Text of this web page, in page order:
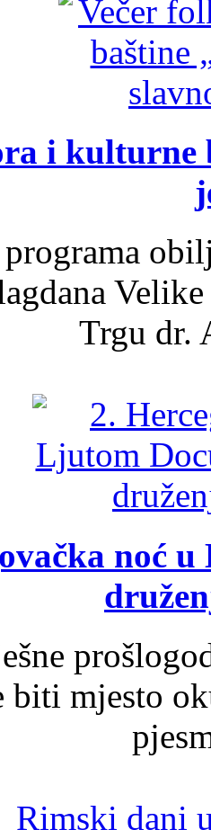
i kulturne
Trgu dr.
noć
biti mjesto